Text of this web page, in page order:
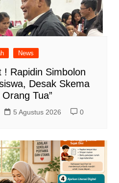
News
! Rapidin Simbolon
Desak Skema
Tua”
5 Agustus 2026 0